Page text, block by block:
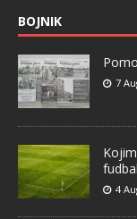
BOJNIK
7
4